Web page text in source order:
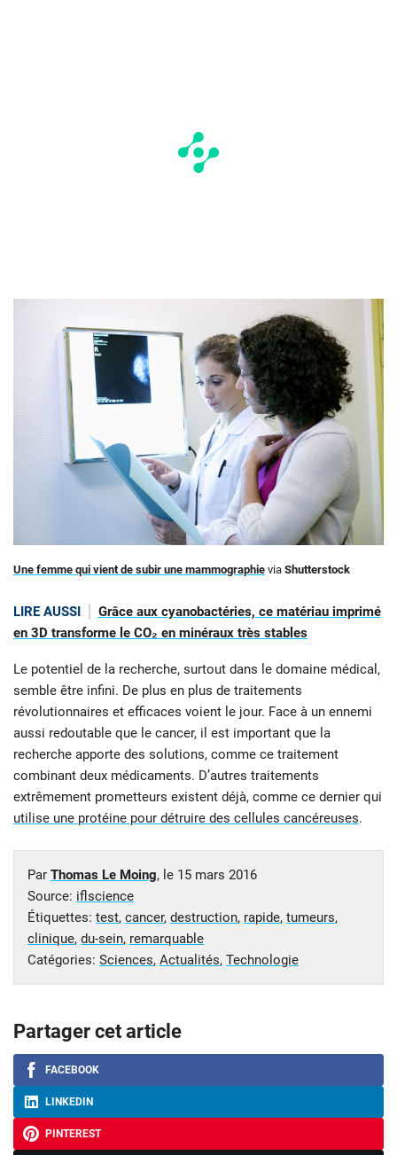
Une femme qui vient de subir une mammographie via Shutterstock
LIRE AUSSI
Grâce aux cyanobactéries, ce matériau imprimé
en 3D transforme le CO₂ en minéraux très stables
Le potentiel de la recherche, surtout dans le domaine médical,
semble être infini. De plus en plus de traitements
révolutionnaires et efficaces voient le jour. Face à un ennemi
aussi redoutable que le cancer, il est important que la
recherche apporte des solutions, comme ce traitement
combinant deux médicaments. D’autres traitements
extrêmement prometteurs existent déjà, comme ce dernier qui
utilise une protéine pour détruire des cellules cancéreuses.
Par Thomas Le Moing, le 15 mars 2016
Source: iflscience
Étiquettes: test, cancer, destruction, rapide, tumeurs,
clinique, du-sein, remarquable
Catégories: Sciences, Actualités, Technologie
Partager cet article
FACEBOOK
LINKEDIN
PINTEREST